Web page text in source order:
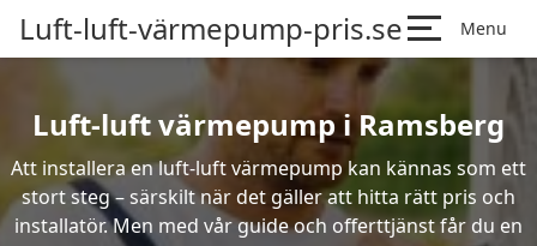
Luft-luft-värmepump-pris.se Menu
Luft-luft värmepump i Ramsberg
Att installera en luft-luft värmepump kan kännas som ett
stort steg – särskilt när det gäller att hitta rätt pris och
installatör. Men med vår guide och offerttjänst får du en